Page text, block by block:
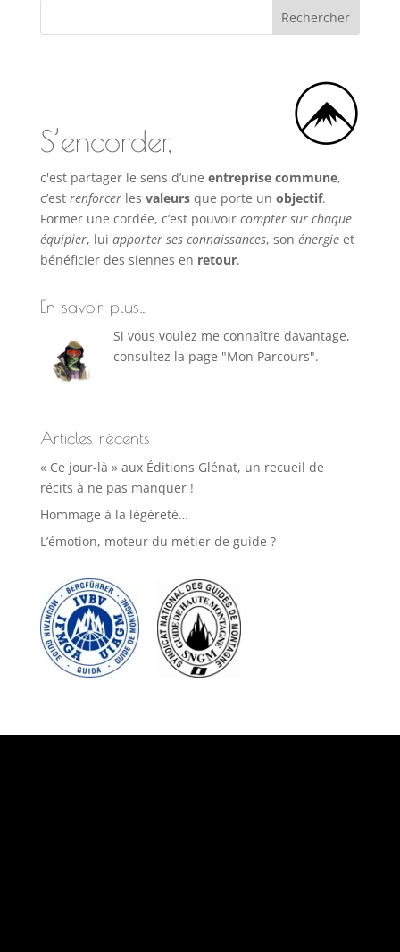
S’encorder,
c'est partager le sens d’une entreprise commune,
c’est renforcerles valeursque porte un objectif.
Former une cordée, c’est pouvoircompter sur chaque
équipier, lui apporter ses connaissances, son énergieet
bénéficier des siennes en retour.
En savoir plus…
Si vous voulez me connaître davantage,
consultez la page "Mon Parcours".
Articles récents
« Ce jour-là » aux Éditions Glénat, un recueil de
récits à ne pas manquer !
Hommage à la légèreté…
L’émotion, moteur du métier de guide ?